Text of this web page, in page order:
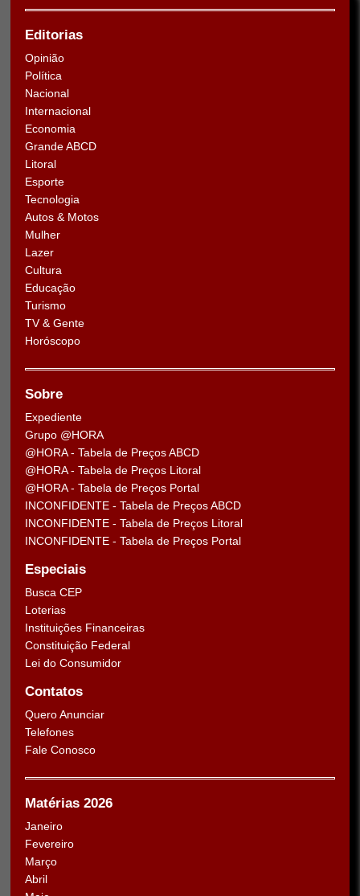
Editorias
Opinião
Política
Nacional
Internacional
Economia
Grande ABCD
Litoral
Esporte
Tecnologia
Autos & Motos
Mulher
Lazer
Cultura
Educação
Turismo
TV & Gente
Horóscopo
Sobre
Expediente
Grupo @HORA
@HORA - Tabela de Preços ABCD
@HORA - Tabela de Preços Litoral
@HORA - Tabela de Preços Portal
INCONFIDENTE - Tabela de Preços ABCD
INCONFIDENTE - Tabela de Preços Litoral
INCONFIDENTE - Tabela de Preços Portal
Especiais
Busca CEP
Loterias
Instituições Financeiras
Constituição Federal
Lei do Consumidor
Contatos
Quero Anunciar
Telefones
Fale Conosco
Matérias 2026
Janeiro
Fevereiro
Março
Abril